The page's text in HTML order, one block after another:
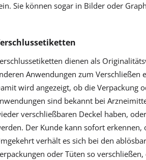
Sie können sogar in Bilder oder
dienen als
Anwendungen zum Verschließen
wird angezeigt, ob die Verpackung
sind bekannt bei
verschließbaren Deckel haben,
Der Kunde kann sofort
verhält es sich bei den
oder Tüten so